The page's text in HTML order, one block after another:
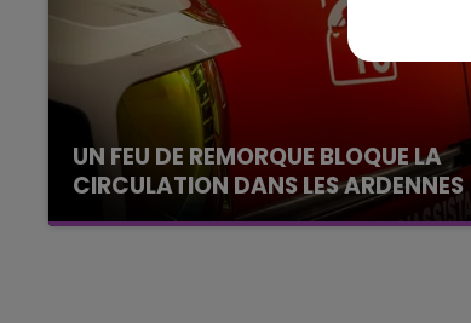
UN FEU DE REMORQUE BLOQUE LA
CIRCULATION DANS LES ARDENNES
Un feu de remorque s'est déclaré ce
15h00 - 19h00
Le Club Champagne